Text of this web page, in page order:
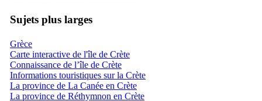
Sujets plus larges
Grèce
Carte interactive de l'île de Crète
Connaissance de l’île de Crète
Informations touristiques sur la Crète
La province de La Canée en Crète
La province de Réthymnon en Crète